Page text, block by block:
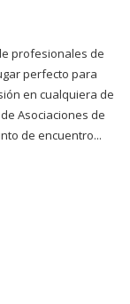
profesionales de
perfecto para
en cualquiera de
Asociaciones de
de encuentro...